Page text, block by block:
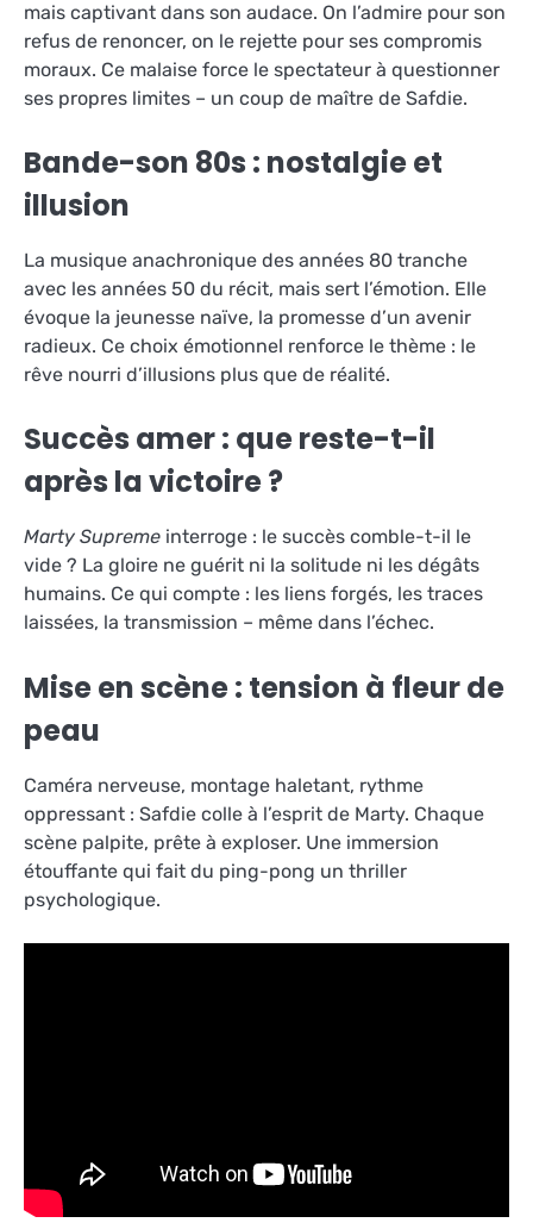
mais captivant dans son audace. On l’admire pour son
refus de renoncer, on le rejette pour ses compromis
moraux. Ce malaise force le spectateur à questionner
ses propres limites – un coup de maître de Safdie.
Bande-son 80s : nostalgie et
illusion
La musique anachronique des années 80 tranche
avec les années 50 du récit, mais sert l’émotion. Elle
évoque la jeunesse naïve, la promesse d’un avenir
radieux. Ce choix émotionnel renforce le thème : le
rêve nourri d’illusions plus que de réalité.
Succès amer : que reste-t-il
après la victoire ?
Marty Supreme interroge : le succès comble-t-il le
vide ? La gloire ne guérit ni la solitude ni les dégâts
humains. Ce qui compte : les liens forgés, les traces
laissées, la transmission – même dans l’échec.
Mise en scène : tension à fleur de
peau
Caméra nerveuse, montage haletant, rythme
oppressant : Safdie colle à l’esprit de Marty. Chaque
scène palpite, prête à exploser. Une immersion
étouffante qui fait du ping-pong un thriller
psychologique.